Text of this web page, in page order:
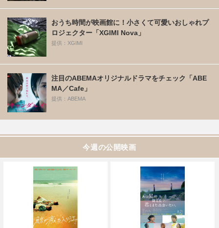
おうち時間が映画館に！小さくて可愛いおしゃれプ
ロジェクター「XGIMI Nova」
提供：XGIMI
注目のABEMAオリジナルドラマをチェック「ABE
MA／Cafe」
提供：ABEMA
今週の公開映画